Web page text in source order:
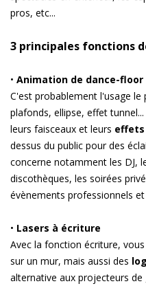
pros, etc...
3 principales fonctions
• Animation de dance-
C'est probablement l'usage le
plafonds, ellipse, effet
leurs faisceaux et leurs effets
dessus du public pour des
concerne notamment les DJ,
discothèques, les soirées
évènements professionnels
• Lasers à écriture
Avec la fonction écriture,
sur un mur, mais aussi des
alternative aux projecteurs